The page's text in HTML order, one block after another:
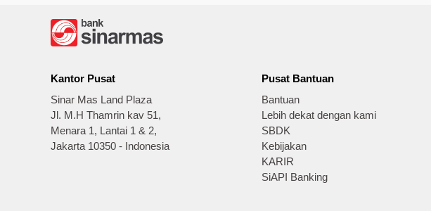
Kantor Pusat
Sinar Mas Land Plaza
Jl. M.H Thamrin kav 51,
Menara 1, Lantai 1 & 2,
Jakarta 10350 - Indonesia
Pusat Bantuan
Bantuan
Lebih dekat dengan kami
SBDK
Kebijakan
KARIR
SiAPI Banking